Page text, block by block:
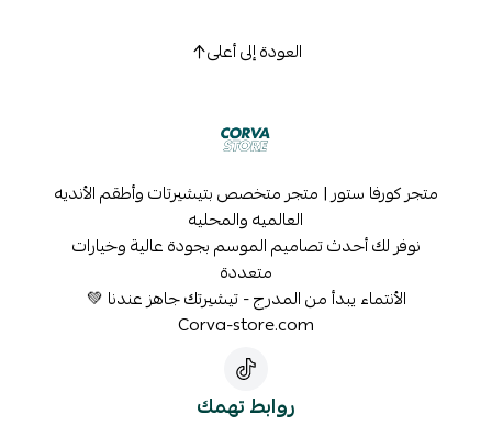
العودة إلى أعلى
متجر كورفا ستور | متجر متخصص بتيشيرتات وأطقم الأنديه
العالميه والمحليه
نوفر لك أحدث تصاميم الموسم بجودة عالية وخيارات
متعددة
الأنتماء يبدأ من المدرج - تيشيرتك جاهز عندنا 💚
Corva-store.com
روابط تهمك